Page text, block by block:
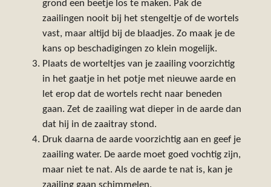
grond een beetje los te maken. Pak de
zaailingen nooit bij het stengeltje of de wortels
vast, maar altijd bij de blaadjes. Zo maak je de
kans op beschadigingen zo klein mogelijk.
Plaats de worteltjes van je zaailing voorzichtig
in het gaatje in het potje met nieuwe aarde en
let erop dat de wortels recht naar beneden
gaan. Zet de zaailing wat dieper in de aarde dan
dat hij in de zaaitray stond.
Druk daarna de aarde voorzichtig aan en geef je
zaailing water. De aarde moet goed vochtig zijn,
maar niet te nat. Als de aarde te nat is, kan je